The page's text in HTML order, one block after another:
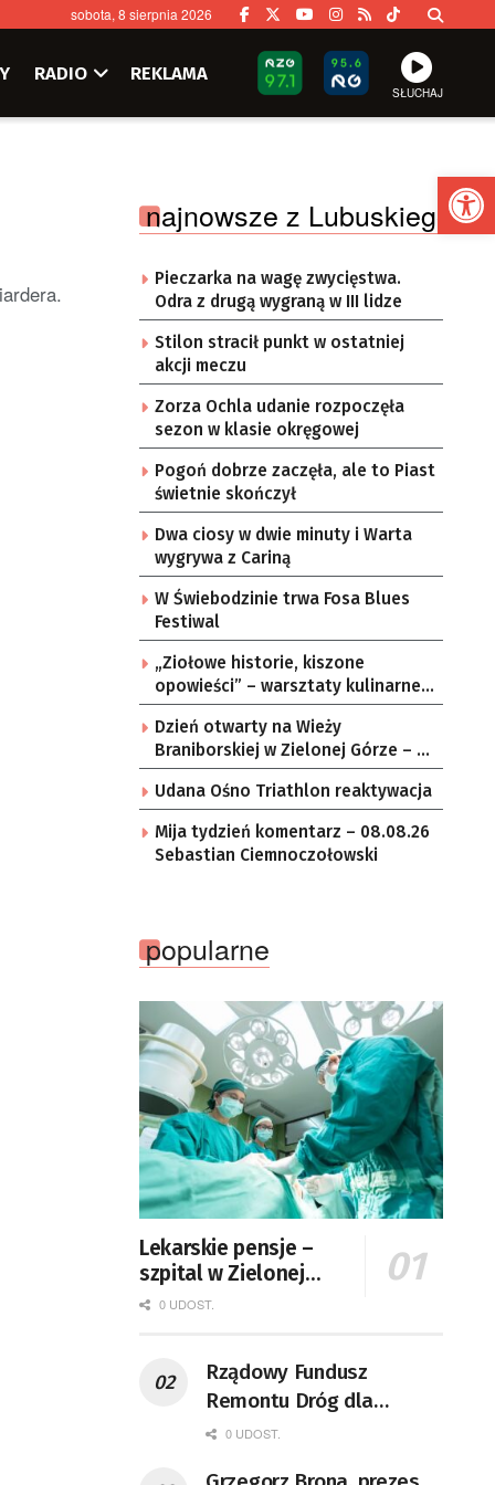
sobota, 8 sierpnia 2026
RADIO REKLAMA
SŁUCHAJ
najnowsze z Lubuskiego
Pieczarka na wagę zwycięstwa.
Odra z drugą wygraną w III lidze
Stilon stracił punkt w ostatniej
akcji meczu
Zorza Ochla udanie rozpoczęła
sezon w klasie okręgowej
Pogoń dobrze zaczęła, ale to Piast
świetnie skończył
Dwa ciosy w dwie minuty i Warta
wygrywa z Cariną
W Świebodzinie trwa Fosa Blues
Festiwal
„Ziołowe historie, kiszone
opowieści” – warsztaty kulinarne w
zielonogórskich sołectwach
Dzień otwarty na Wieży
Braniborskiej w Zielonej Górze – po
raz ostatni w tym roku
Udana Ośno Triathlon reaktywacja
Mija tydzień komentarz – 08.08.26
Sebastian Ciemnoczołowski
popularne
Lekarskie pensje –
szpital w Zielonej
Górze podaje dane
0 UDOST.
Rządowy Fundusz
Remontu Dróg dla
województwa lubuskiego
0 UDOST.